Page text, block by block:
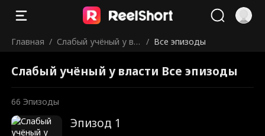
Главная / Слабый учёный у вл
/ Все эпизоды
Слабый учёный у власти Все эпизоды
66 Эпизоды
Эпизод 1